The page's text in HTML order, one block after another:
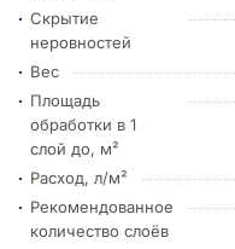
Скрытие
неровностей
Вес
Площадь
обработки в 1
слой до, м²
Расход, л/м²
Рекомендованное
количество слоёв